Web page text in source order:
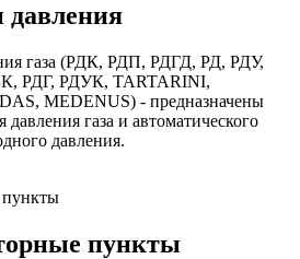
давления
газа (РДК, РДП, РДГД, РД, РДУ,
РДГ, РДУК, TARTARINI,
MEDENUS) - предназначены
давления газа и автоматического
давления.
пункты
пункты